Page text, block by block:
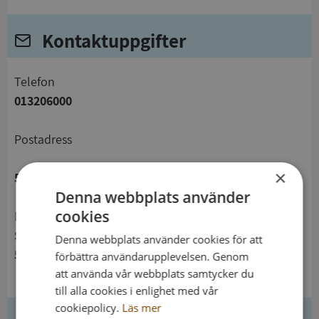
Kontaktuppgifter
telefon
013206000
Postadress
581 81 Linköping
Besöksadress
Storgatan 43
582 23 Linköping
×
Denna webbplats använder
cookies
Denna webbplats använder cookies för att
förbättra användarupplevelsen. Genom
att använda vår webbplats samtycker du
till alla cookies i enlighet med vår
cookiepolicy. Läs mer